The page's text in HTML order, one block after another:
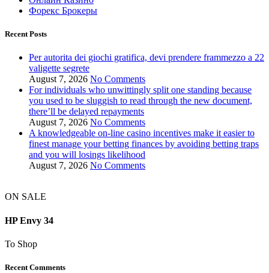
Форекс Брокеры
Recent Posts
Per autorita dei giochi gratifica, devi prendere frammezzo a 22
valigette segrete
August 7, 2026 No Comments
For individuals who unwittingly split one standing because
you used to be sluggish to read through the new document,
there’ll be delayed repayments
August 7, 2026 No Comments
A knowledgeable on-line casino incentives make it easier to
finest manage your betting finances by avoiding betting traps
and you will losings likelihood
August 7, 2026 No Comments
ON SALE
HP Envy 34
To Shop
Recent Comments